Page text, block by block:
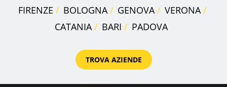
FIRENZE
BOLOGNA GENOVA
VERONA
CATANIA
BARI PADOVA
TROVA AZIENDE